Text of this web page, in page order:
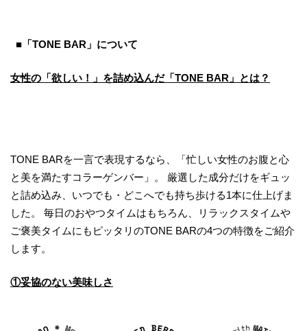
■ 「TONE BAR」について
女性の「欲しい！」を詰め込んだ「TONE BAR」とは？
TONE BARを一言で表現するなら、「忙しい女性のお腹と心
と美を満たすコラーゲンバー」。 厳選した成分だけをギュッ
と詰め込み、いつでも・どこへでも持ち歩ける1本に仕上げま
した。 毎日のおやつタイムはもちろん、リラックスタイムや
ご褒美タイムにもピッタリのTONE BARの4つの特徴をご紹介
します。
①妥協のない美味しさ